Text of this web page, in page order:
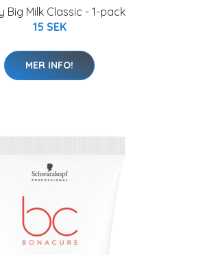
Big Milk Classic - 1-pack
15 SEK
MER INFO!